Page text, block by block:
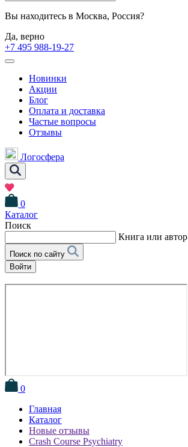
Вы находитесь в Москва, Россия?
Да, верно
+7 495 988-19-27
Новинки
Акции
Блог
Оплата и доставка
Частые вопросы
Отзывы
Логосфера
0
Каталог
Поиск
Книга или автор
Поиск по сайту
Войти
0
Главная
Каталог
Новые отзывы
Crash Course Psychiatry